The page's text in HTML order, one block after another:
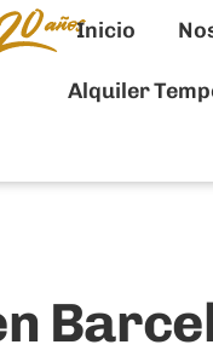
Inicio
Alquiler